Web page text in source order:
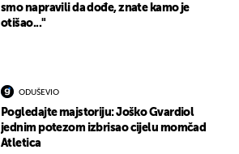
smo napravili da dođe, znate kamo je
otišao..."
ODUŠEVIO
Pogledajte majstoriju: Joško Gvardiol
jednim potezom izbrisao cijelu momčad
Atletica